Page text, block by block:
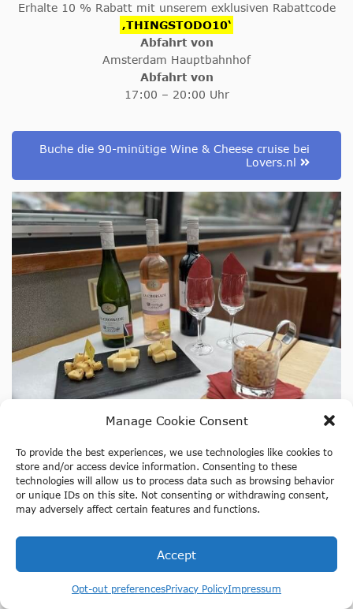
Manage Cookie Consent
To provide the best experiences, we use technologies like cookies to
store and/or access device information. Consenting to these
technologies will allow us to process data such as browsing behavior
or unique IDs on this site. Not consenting or withdrawing consent,
may adversely affect certain features and functions.
Accept
Opt-out preferencesPrivacy PolicyImpressum
Erhalte 10 % Rabatt mit unserem exklusiven Rabattcode
‚THINGSTODO10‘
Abfahrt von
Amsterdam Hauptbahnhof
Abfahrt von
17:00 – 20:00 Uhr
Buche die 90-minütige Wine & Cheese cruise bei
Lovers.nl
Stromma Cheese & Wine Cruise
Genieße Käse und Wein, während du auf dieser 75-
Automatisch angewendet